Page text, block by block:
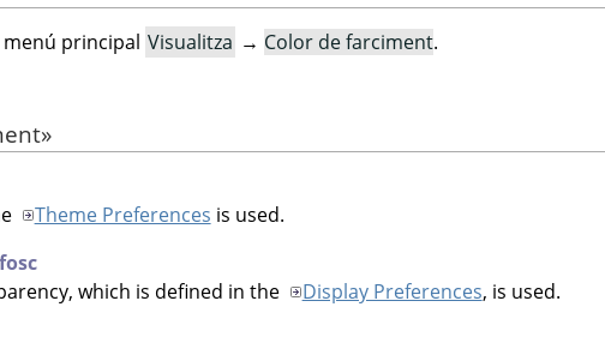
principal Visualitza → Color de farciment.
»
Theme Preferences is used.
which is defined in the Display Preferences, is used.